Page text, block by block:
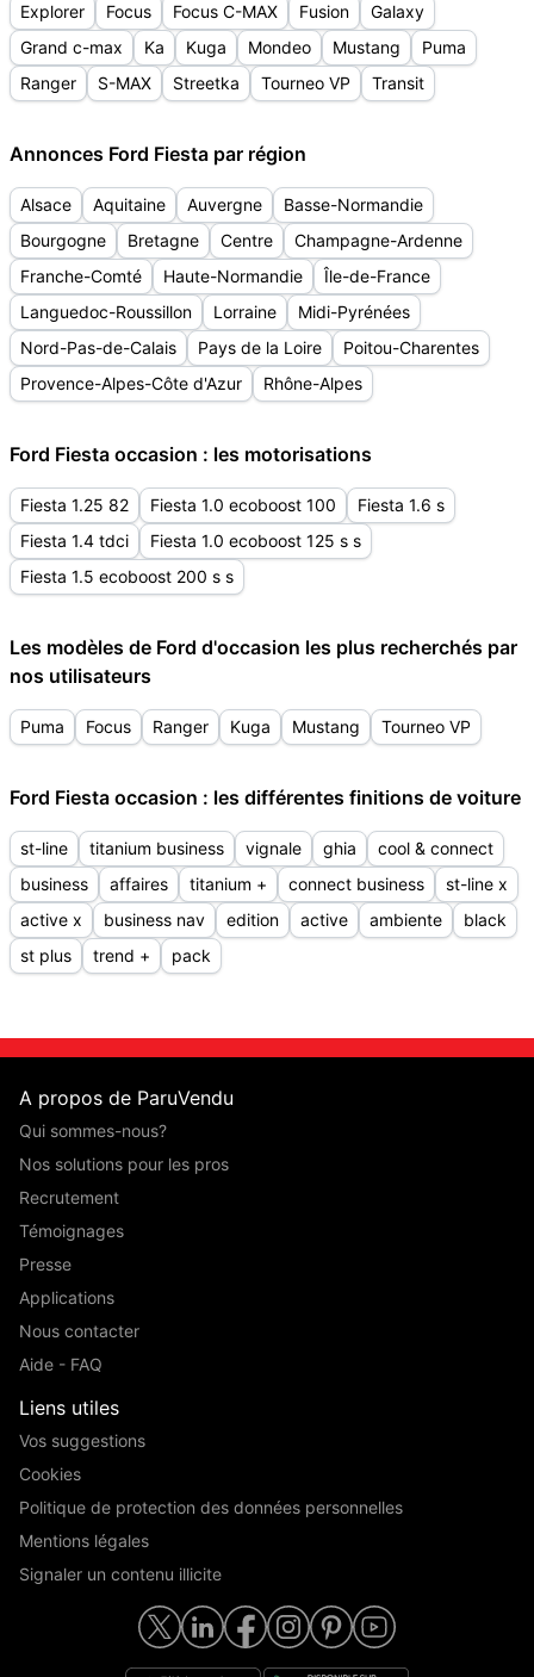
Explorer
Focus Focus C-MAX Fusion
Galaxy
Grand c-max
Ka Kuga Mondeo Mustang
Puma
Ranger
S-MAX Streetka Tourneo VP Transit
Annonces Ford Fiesta par région
Alsace Aquitaine Auvergne
Basse-Normandie
Bourgogne
Bretagne Centre
Champagne-Ardenne
Franche-Comté
Haute-Normandie
Île-de-France
Languedoc-Roussillon
Lorraine
Midi-Pyrénées
Nord-Pas-de-Calais
Pays de la Loire
Poitou-Charentes
Provence-Alpes-Côte d'Azur
Rhône-Alpes
Ford Fiesta occasion : les motorisations
Fiesta 1.25 82 Fiesta 1.0 ecoboost 100
Fiesta 1.6 s
Fiesta 1.4 tdci
Fiesta 1.0 ecoboost 125 s s
Fiesta 1.5 ecoboost 200 s s
Les modèles de Ford d'occasion les plus recherchés par
nos utilisateurs
Puma Focus Ranger Kuga Mustang Tourneo VP
Ford Fiesta occasion : les différentes finitions de voiture
st-line titanium business vignale ghia
cool & connect
business
affaires titanium + connect business
st-line x
active x
business nav edition active ambiente
black
st plus
trend + pack
A propos de ParuVendu
Qui sommes-nous?
Nos solutions pour les pros
Recrutement
Témoignages
Presse
Applications
Nous contacter
Aide - FAQ
Liens utiles
Vos suggestions
Cookies
Politique de protection des données personnelles
Mentions légales
Signaler un contenu illicite